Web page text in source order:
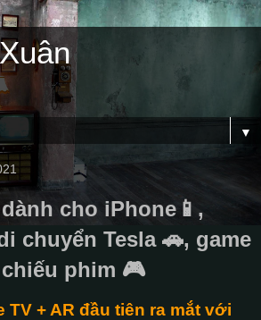
▼
cho iPhone📱,
chuyển Tesla 🚗, game
phim 🎮
TV + AR đầu tiên ra mắt với